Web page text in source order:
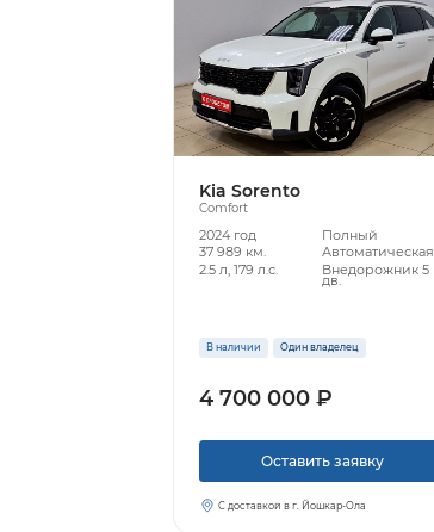
Kia Sorento
Comfort
2024 год
Полный
37 989 км.
Автоматическая
2.5 л, 179 л.с.
Внедорожник 5
дв.
В наличии Один владелец
4 700 000 ₽
Оставить заявку
С доставкой в г. Йошкар-Ола